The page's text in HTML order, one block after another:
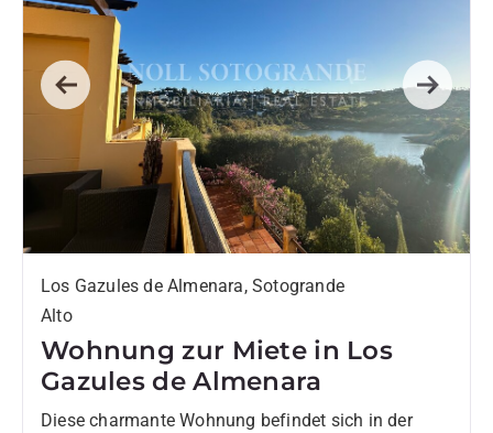
Previous Next
Los Gazules de Almenara, Sotogrande
Alto
Wohnung zur Miete in Los
Gazules de Almenara
Diese charmante Wohnung befindet sich in der